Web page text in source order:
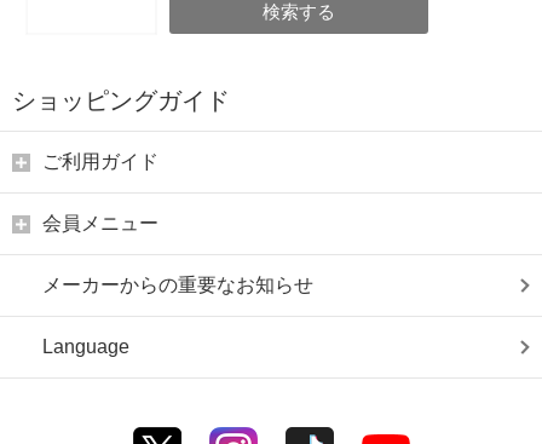
検索する
ショッピングガイド
ご利用ガイド
会員メニュー
メーカーからの重要なお知らせ
Language